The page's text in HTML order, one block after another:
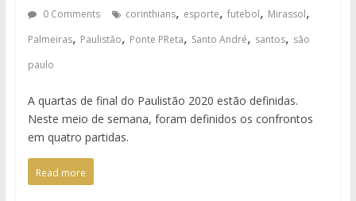
0 Comments
corinthians, esporte, futebol, Mirassol,
Palmeiras, Paulistão, Ponte PReta, Santo André, santos, são
paulo
A quartas de final do Paulistão 2020 estão definidas.
Neste meio de semana, foram definidos os confrontos
em quatro partidas.
Read more